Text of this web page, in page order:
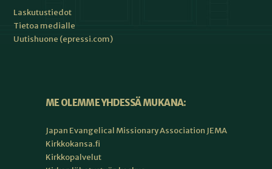
Laskutustiedot
Tietoa medialle
Uutishuone (epressi.com)
ME OLEMME YHDESSÄ MUKANA:
Japan Evangelical Missionary Association JEMA
Kirkkokansa.fi
Kirkkopalvelut